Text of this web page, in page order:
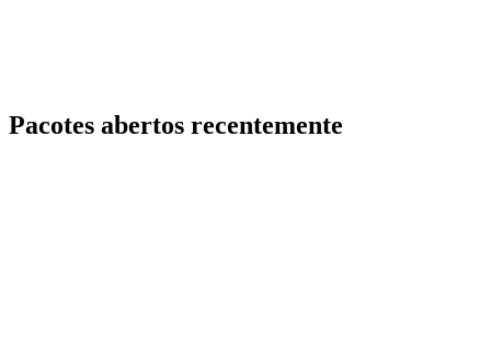
Pacotes abertos recentemente